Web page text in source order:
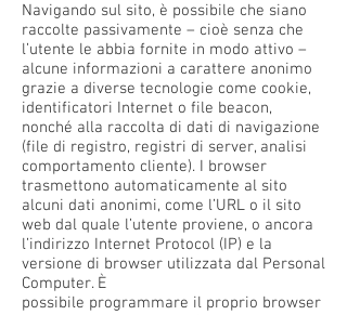
Navigando sul sito, è possibile che siano
raccolte passivamente – cioè senza che
l’utente le abbia fornite in modo attivo –
alcune informazioni a carattere anonimo
grazie a diverse tecnologie come cookie,
identificatori Internet o file beacon,
nonché alla raccolta di dati di navigazione
(file di registro, registri di server, analisi
comportamento cliente). I browser
trasmettono automaticamente al sito
alcuni dati anonimi, come l’URL o il sito
web dal quale l’utente proviene, o ancora
l’indirizzo Internet Protocol (IP) e la
versione di browser utilizzata dal Personal
Computer. È
possibile programmare il proprio browser